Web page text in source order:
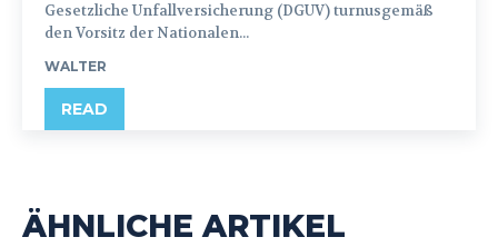
Gesetzliche Unfallversicherung (DGUV) turnusgemäß
den Vorsitz der Nationalen...
WALTER
READ
ÄHNLICHE ARTIKEL